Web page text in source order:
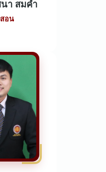
นา สมคำ
อน